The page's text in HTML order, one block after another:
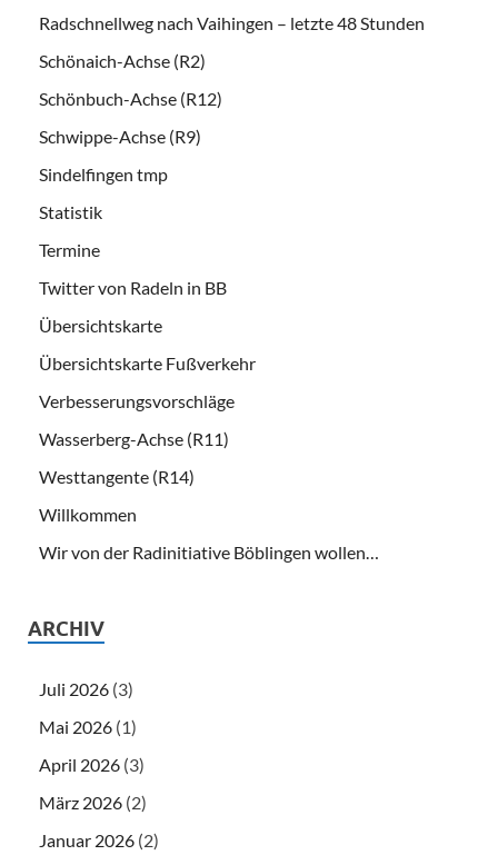
Radschnellweg nach Vaihingen – letzte 48 Stunden
Schönaich-Achse (R2)
Schönbuch-Achse (R12)
Schwippe-Achse (R9)
Sindelfingen tmp
Statistik
Termine
Twitter von Radeln in BB
Übersichtskarte
Übersichtskarte Fußverkehr
Verbesserungsvorschläge
Wasserberg-Achse (R11)
Westtangente (R14)
Willkommen
Wir von der Radinitiative Böblingen wollen…
ARCHIV
Juli 2026 (3)
Mai 2026 (1)
April 2026 (3)
März 2026 (2)
Januar 2026 (2)